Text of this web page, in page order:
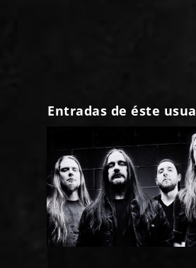
Entradas de éste